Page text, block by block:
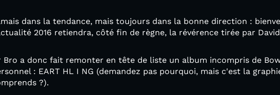
dans la tendance, mais toujours dans la bonne direction :
2016 retiendra, côté fin de règne, la révérence tirée par David
Bro a donc fait remonter en tête de liste un album incompris de
: EART HL I NG (demandez pas pourquoi, mais c'est la
?).